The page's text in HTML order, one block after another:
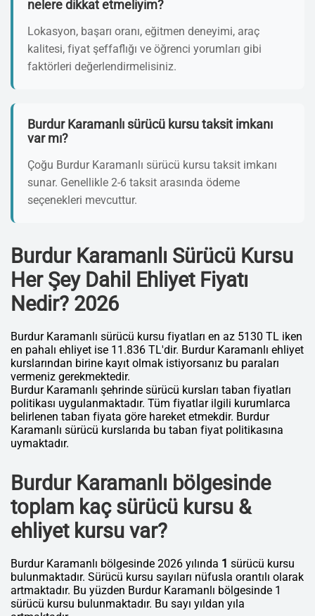
nelere dikkat etmeliyim?
Lokasyon, başarı oranı, eğitmen deneyimi, araç
kalitesi, fiyat şeffaflığı ve öğrenci yorumları gibi
faktörleri değerlendirmelisiniz.
Burdur Karamanlı sürücü kursu taksit imkanı
var mı?
Çoğu Burdur Karamanlı sürücü kursu taksit imkanı
sunar. Genellikle 2-6 taksit arasında ödeme
seçenekleri mevcuttur.
Burdur Karamanlı Sürücü Kursu
Her Şey Dahil Ehliyet Fiyatı
Nedir? 2026
Burdur Karamanlı sürücü kursu fiyatları en az 5130 TL iken
en pahalı ehliyet ise 11.836 TL'dir. Burdur Karamanlı ehliyet
kurslarından birine kayıt olmak istiyorsanız bu paraları
vermeniz gerekmektedir.
Burdur Karamanlı şehrinde sürücü kursları taban fiyatları
politikası uygulanmaktadır. Tüm fiyatlar ilgili kurumlarca
belirlenen taban fiyata göre hareket etmekdir. Burdur
Karamanlı sürücü kurslarıda bu taban fiyat politikasına
uymaktadır.
Burdur Karamanlı bölgesinde
toplam kaç sürücü kursu &
ehliyet kursu var?
Burdur Karamanlı bölgesinde 2026 yılında 1 sürücü kursu
bulunmaktadır. Sürücü kursu sayıları nüfusla orantılı olarak
artmaktadır. Bu yüzden Burdur Karamanlı bölgesinde 1
sürücü kursu bulunmaktadır. Bu sayı yıldan yıla